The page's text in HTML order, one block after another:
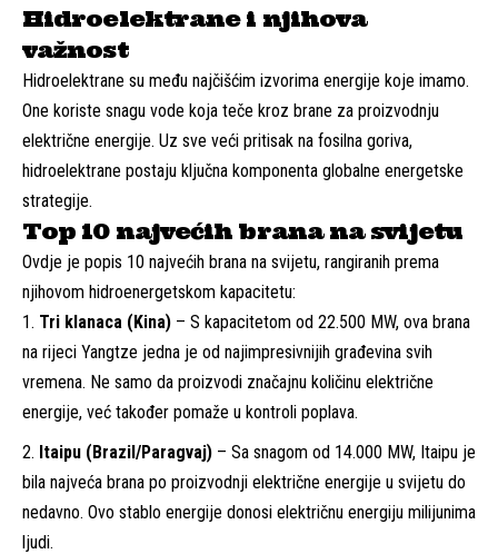
Hidroelektrane i njihova
važnost
Hidroelektrane su među najčišćim izvorima energije koje imamo.
One koriste snagu vode koja teče kroz brane za proizvodnju
električne energije. Uz sve veći pritisak na fosilna goriva,
hidroelektrane postaju ključna komponenta globalne energetske
strategije.
Top 10 najvećih brana na svijetu
Ovdje je popis 10 najvećih brana na svijetu, rangiranih prema
njihovom hidroenergetskom kapacitetu:
Tri klanaca (Kina) – S kapacitetom od 22.500 MW, ova brana
na rijeci Yangtze jedna je od najimpresivnijih građevina svih
vremena. Ne samo da proizvodi značajnu količinu električne
energije, već također pomaže u kontroli poplava.
Itaipu (Brazil/Paragvaj) – Sa snagom od 14.000 MW, Itaipu je
bila najveća brana po proizvodnji električne energije u svijetu do
nedavno. Ovo stablo energije donosi električnu energiju milijunima
ljudi.